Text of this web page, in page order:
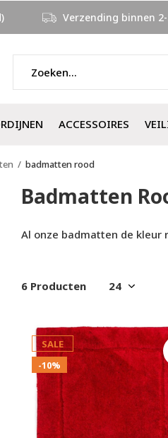
ACCESSOIRES
Verzending binnen
badmatten rood
Badmatten
Al onze badmatten de kleur
6 Producten
SALE
-10%